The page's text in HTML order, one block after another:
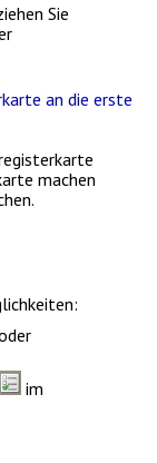
Sie
an die erste
machen
.
im